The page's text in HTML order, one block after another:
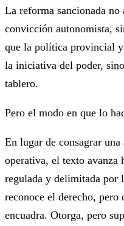
La reforma sancionada no
convicción autonomista,
que la política provincial
la iniciativa del poder,
tablero.
Pero el modo en que lo
En lugar de consagrar
operativa, el texto avanza
regulada y delimitada por
reconoce el derecho,
encuadra. Otorga, pero